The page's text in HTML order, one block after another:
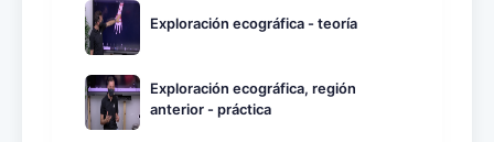
Exploración ecográfica - teoría
Exploración ecográfica, región
anterior - práctica